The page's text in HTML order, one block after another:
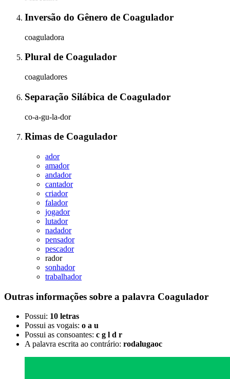
Inversão do Gênero de Coagulador
coaguladora
Plural de Coagulador
coaguladores
Separação Silábica de Coagulador
co-a-gu-la-dor
Rimas de Coagulador
ador
amador
andador
cantador
criador
falador
jogador
lutador
nadador
pensador
pescador
rador
sonhador
trabalhador
Outras informações sobre a palavra Coagulador
Possui: 10 letras
Possui as vogais: o a u
Possui as consoantes: c g l d r
A palavra escrita ao contrário: rodalugaoc